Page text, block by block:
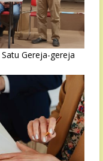
Gereja-gereja